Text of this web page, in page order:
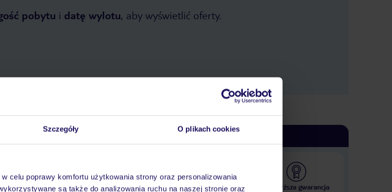
Szczegóły O plikach cookies
celu poprawy komfortu użytkowania strony oraz personalizowania
są także do analizowania ruchu na naszej stronie oraz
pobytu i datę wylotu, aby wyświetlić oferty.
Dlaczego warto wybrać TUI?
Tylko u nas opieka na
10 000 hoteli w ponad 50
Najwyższa gwarancja